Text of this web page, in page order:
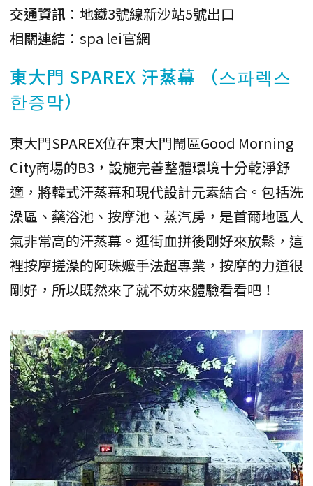
交通資訊 ：地鐵3號線新沙站5號出口
相關連結 ：spa lei官網
東大門 SPAREX 汗蒸幕 （스파렉스
한증막）
東大門SPAREX位在東大門鬧區Good Morning
City商場的B3，設施完善整體環境十分乾淨舒
適，將韓式汗蒸幕和現代設計元素結合。包括洗
澡區、藥浴池、按摩池、蒸汽房，是首爾地區人
氣非常高的汗蒸幕。逛街血拼後剛好來放鬆，這
裡按摩搓澡的阿珠嬤手法超專業，按摩的力道很
剛好，所以既然來了就不妨來體驗看看吧！